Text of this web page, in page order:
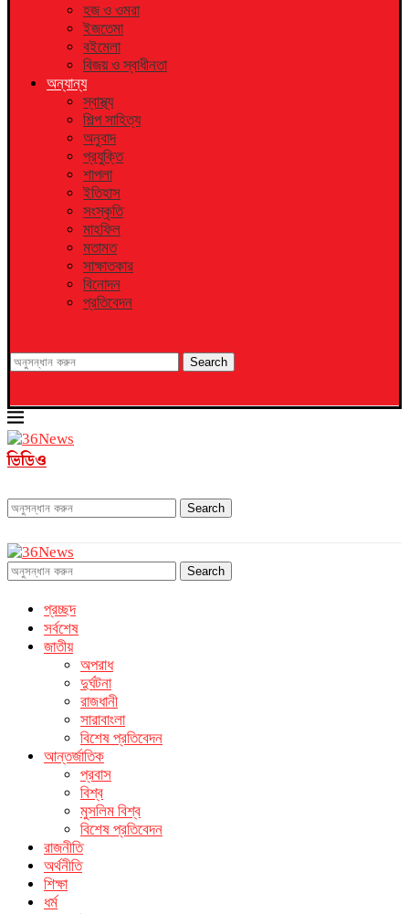
হজ ও ওমরা
ইজতেমা
বইমেলা
বিজয় ও স্বাধীনতা
অন্যান্য
স্বাস্থ্য
শিল্প সাহিত্য
অনুবাদ
প্রযুক্তি
শাপলা
ইতিহাস
সংস্কৃতি
মাহফিল
মতামত
সাক্ষাতকার
বিনোদন
প্রতিবেদন
Search
ভিডিও
Search
Search
প্রচ্ছদ
সর্বশেষ
জাতীয়
অপরাধ
দুর্ঘটনা
রাজধানী
সারাবাংলা
বিশেষ প্রতিবেদন
আন্তর্জাতিক
প্রবাস
বিশ্ব
মুসলিম বিশ্ব
বিশেষ প্রতিবেদন
রাজনীতি
অর্থনীতি
শিক্ষা
ধর্ম